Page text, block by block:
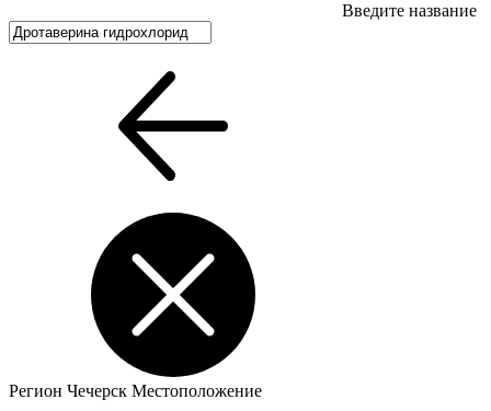
Введите название
Регион Чечерск Местоположение